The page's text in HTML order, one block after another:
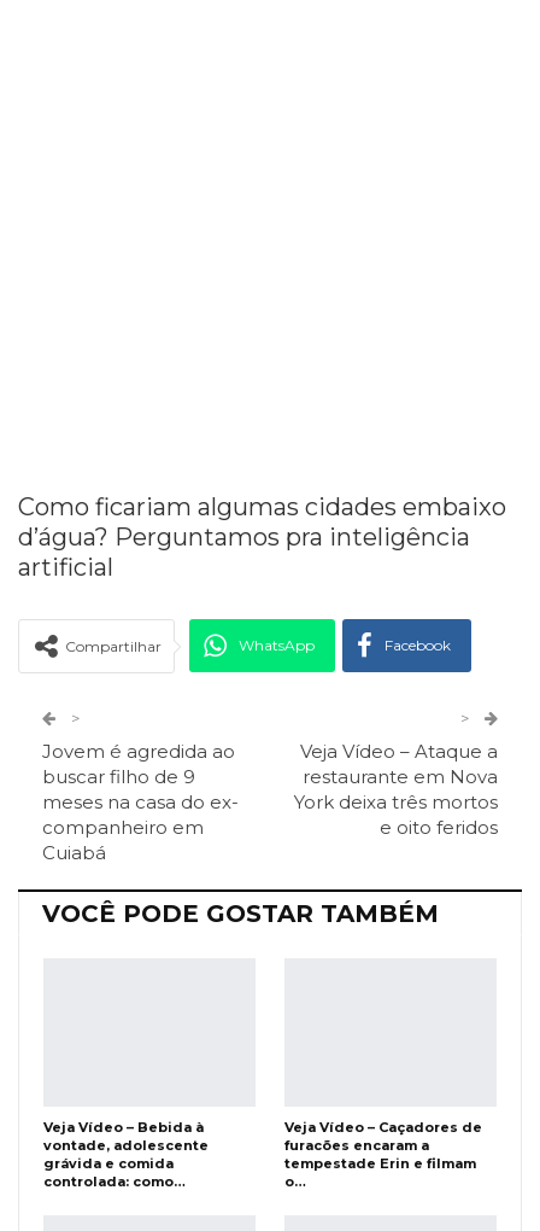
Como ficariam algumas cidades embaixo
d’água? Perguntamos pra inteligência
artificial
Compartilhar WhatsApp Facebook
ReddIt
Facebook Messenger O email
>
Jovem é agredida ao
buscar filho de 9
meses na casa do ex-
companheiro em
Cuiabá
>
Veja Vídeo – Ataque a
restaurante em Nova
York deixa três mortos
e oito feridos
VOCÊ PODE GOSTAR TAMBÉM
Veja Vídeo – Bebida à
vontade, adolescente
grávida e comida
controlada: como…
Veja Vídeo – Caçadores de
furacões encaram a
tempestade Erin e filmam
o…